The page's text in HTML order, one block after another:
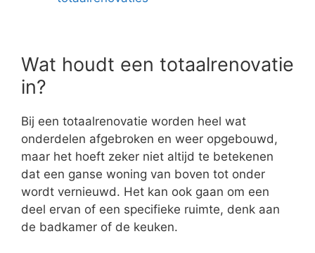
Wat houdt een totaalrenovatie
in?
Bij een totaalrenovatie worden heel wat
onderdelen afgebroken en weer opgebouwd,
maar het hoeft zeker niet altijd te betekenen
dat een ganse woning van boven tot onder
wordt vernieuwd. Het kan ook gaan om een
deel ervan of een specifieke ruimte, denk aan
de badkamer of de keuken.